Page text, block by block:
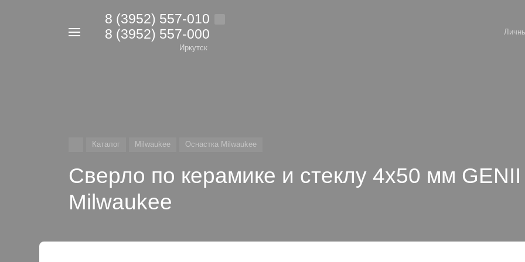
8 (3952) 557-010
8 (3952) 557-000
Иркутск
Каталог Milwaukee Оснастка Milwaukee
Сверло по керамике и стеклу 4х50 мм GENII
Milwaukee